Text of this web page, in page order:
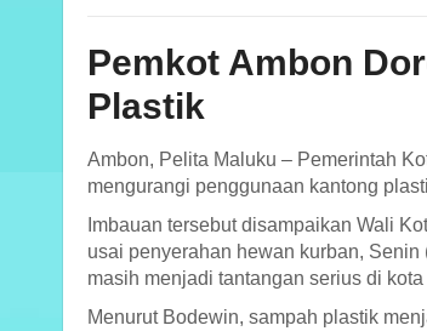
Pemkot Ambon
Plastik
Ambon, Pelita Maluku – Pemerintah
mengurangi penggunaan kantong
Imbauan tersebut disampaikan Wali
usai penyerahan hewan kurban,
masih menjadi tantangan serius di kota
Menurut Bodewin, sampah plastik